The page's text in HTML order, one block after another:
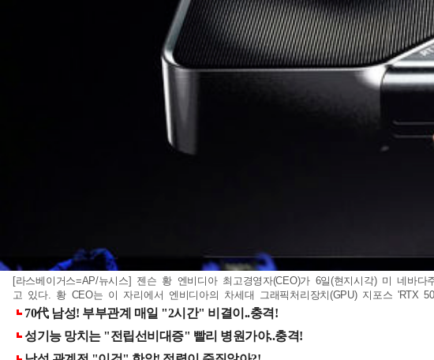
[라스베이거스=AP/뉴시스] 젠슨 황 엔비디아 최고경영자(CEO)가 6일(현지시각) 미 네
고 있다. 황 CEO는 이 자리에서 엔비디아의 차세대 그래픽처리장치(GPU) 지포스 'RTX